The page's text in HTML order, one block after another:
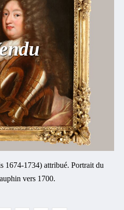
1674-1734) attribué. Portrait du
vers 1700.